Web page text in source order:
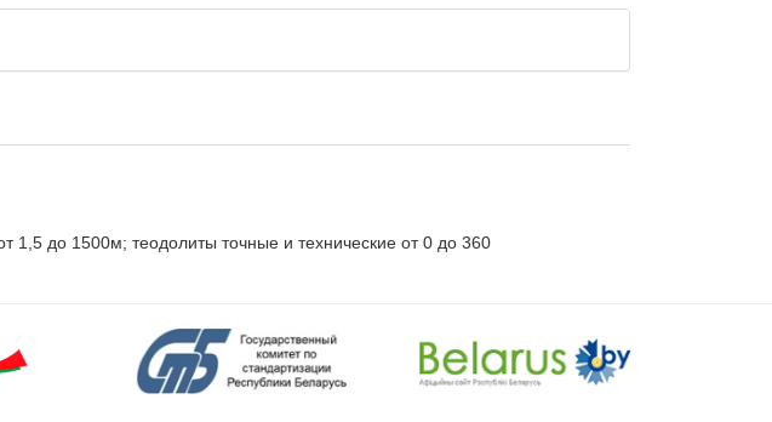
1,5 до 1500м; теодолиты точные и технические от 0 до 360